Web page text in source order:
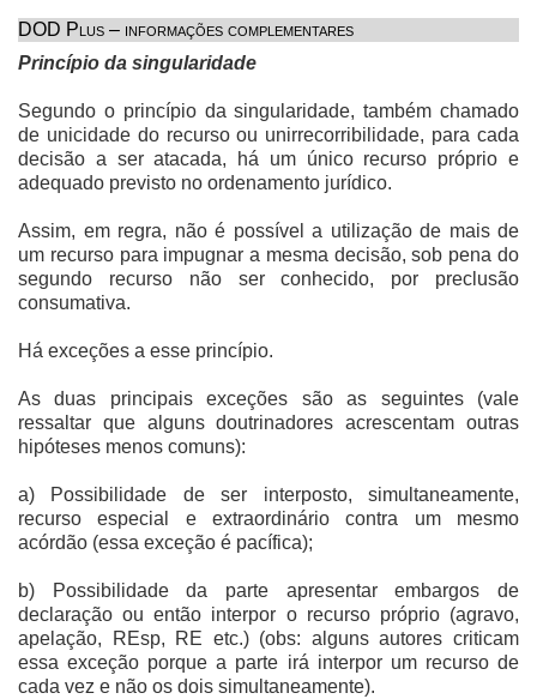
DOD Plus – informações complementares
Princípio da singularidade
Segundo o princípio da singularidade, também chamado
de unicidade do recurso ou unirrecorribilidade, para cada
decisão a ser atacada, há um único recurso próprio e
adequado previsto no ordenamento jurídico.
Assim, em regra, não é possível a utilização de mais de
um recurso para impugnar a mesma decisão, sob pena do
segundo recurso não ser conhecido, por preclusão
consumativa.
Há exceções a esse princípio.
As duas principais exceções são as seguintes (vale
ressaltar que alguns doutrinadores acrescentam outras
hipóteses menos comuns):
a) Possibilidade de ser interposto, simultaneamente,
recurso especial e extraordinário contra um mesmo
acórdão (essa exceção é pacífica);
b) Possibilidade da parte apresentar embargos de
declaração ou então interpor o recurso próprio (agravo,
apelação, REsp, RE etc.) (obs: alguns autores criticam
essa exceção porque a parte irá interpor um recurso de
cada vez e não os dois simultaneamente).